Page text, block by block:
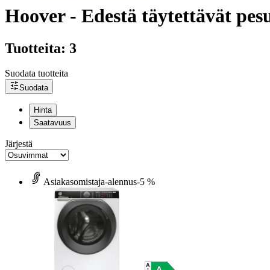
Hoover - Edestä täytettävät
Tuotteita: 3
Suodata tuotteita
Suodata
Hinta
Saatavuus
Järjestä
Asiakasomistaja-alennus-5 %